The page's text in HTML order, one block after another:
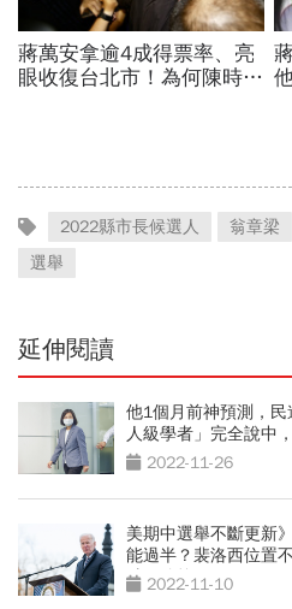
蔣萬安拿逾4成得票率、亮
眼收復台北市！為何陳時中
2022縣市長候選人 翁章梁
選舉
延伸閱讀
他1個月前神預測，
人級學者」完全說中
2022-11-26
美期中選舉不斷更新
能過半？裴洛西位置
跛腳總統
2022-11-10